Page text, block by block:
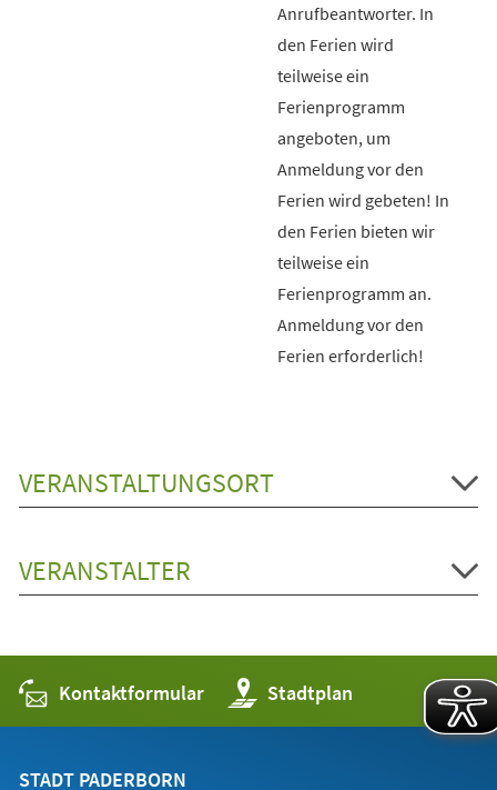
Anrufbeantworter. In
den Ferien wird
teilweise ein
Ferienprogramm
angeboten, um
Anmeldung vor den
Ferien wird gebeten! In
den Ferien bieten wir
teilweise ein
Ferienprogramm an.
Anmeldung vor den
Ferien erforderlich!
VERANSTALTUNGSORT
VERANSTALTER
Kontaktformular Stadtplan
(Öffnet
in
einem
STADT PADERBORN